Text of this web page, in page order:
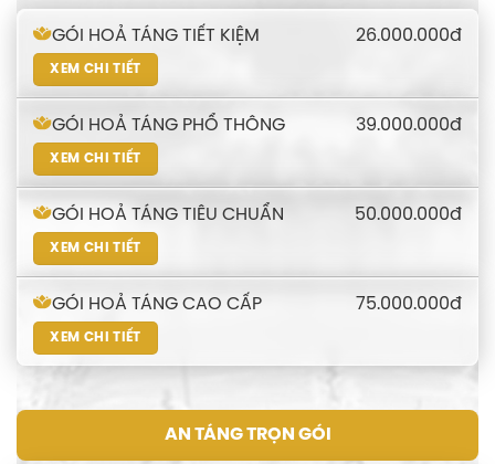
GÓI HOẢ TÁNG TIẾT KIỆM 26.000.000đ
XEM CHI TIẾT
GÓI HOẢ TÁNG PHỔ THÔNG 39.000.000đ
XEM CHI TIẾT
GÓI HOẢ TÁNG TIÊU CHUẨN 50.000.000đ
XEM CHI TIẾT
GÓI HOẢ TÁNG CAO CẤP 75.000.000đ
XEM CHI TIẾT
AN TÁNG TRỌN GÓI